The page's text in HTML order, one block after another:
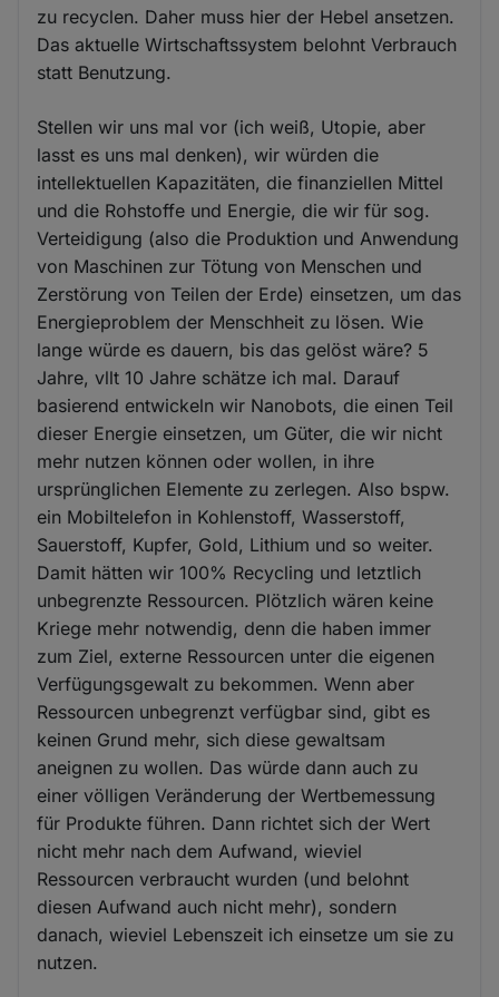
zu recyclen. Daher muss hier der Hebel ansetzen.
Das aktuelle Wirtschaftssystem belohnt Verbrauch
statt Benutzung.
Stellen wir uns mal vor (ich weiß, Utopie, aber
lasst es uns mal denken), wir würden die
intellektuellen Kapazitäten, die finanziellen Mittel
und die Rohstoffe und Energie, die wir für sog.
Verteidigung (also die Produktion und Anwendung
von Maschinen zur Tötung von Menschen und
Zerstörung von Teilen der Erde) einsetzen, um das
Energieproblem der Menschheit zu lösen. Wie
lange würde es dauern, bis das gelöst wäre? 5
Jahre, vllt 10 Jahre schätze ich mal. Darauf
basierend entwickeln wir Nanobots, die einen Teil
dieser Energie einsetzen, um Güter, die wir nicht
mehr nutzen können oder wollen, in ihre
ursprünglichen Elemente zu zerlegen. Also bspw.
ein Mobiltelefon in Kohlenstoff, Wasserstoff,
Sauerstoff, Kupfer, Gold, Lithium und so weiter.
Damit hätten wir 100% Recycling und letztlich
unbegrenzte Ressourcen. Plötzlich wären keine
Kriege mehr notwendig, denn die haben immer
zum Ziel, externe Ressourcen unter die eigenen
Verfügungsgewalt zu bekommen. Wenn aber
Ressourcen unbegrenzt verfügbar sind, gibt es
keinen Grund mehr, sich diese gewaltsam
aneignen zu wollen. Das würde dann auch zu
einer völligen Veränderung der Wertbemessung
für Produkte führen. Dann richtet sich der Wert
nicht mehr nach dem Aufwand, wieviel
Ressourcen verbraucht wurden (und belohnt
diesen Aufwand auch nicht mehr), sondern
danach, wieviel Lebenszeit ich einsetze um sie zu
nutzen.